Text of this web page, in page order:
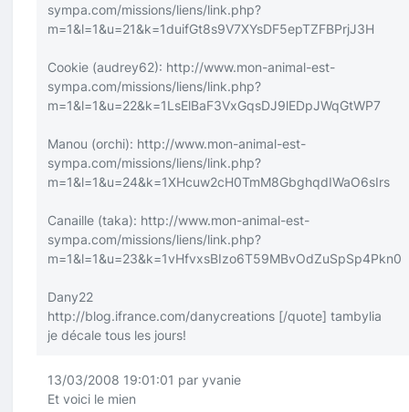
sympa.com/missions/liens/link.php?
m=1&l=1&u=21&k=1duifGt8s9V7XYsDF5epTZFBPrjJ3H
Cookie (audrey62): http://www.mon-animal-est-
sympa.com/missions/liens/link.php?
m=1&l=1&u=22&k=1LsElBaF3VxGqsDJ9lEDpJWqGtWP7
Manou (orchi): http://www.mon-animal-est-
sympa.com/missions/liens/link.php?
m=1&l=1&u=24&k=1XHcuw2cH0TmM8GbghqdIWaO6sIrs
Canaille (taka): http://www.mon-animal-est-
sympa.com/missions/liens/link.php?
m=1&l=1&u=23&k=1vHfvxsBIzo6T59MBvOdZuSpSp4Pkn0
Dany22
http://blog.ifrance.com/danycreations [/quote] tambylia
je décale tous les jours!
13/03/2008 19:01:01 par yvanie
Et voici le mien